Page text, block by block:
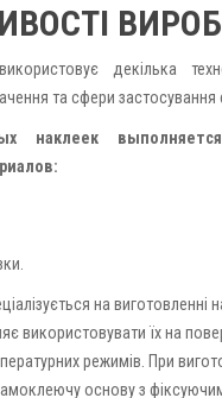
декілька
та сфери застосування
наклеек
на виготовленні
використовувати їх на
режимів. При
основу з